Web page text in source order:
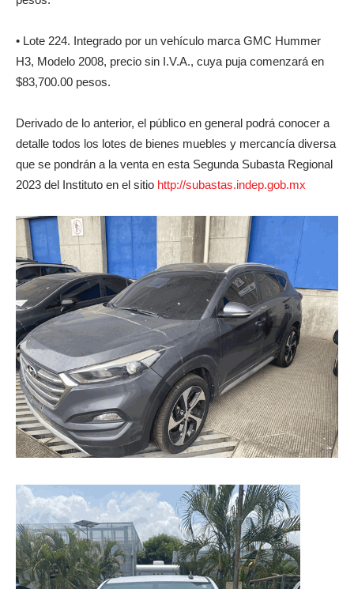
• Lote 224. Integrado por un vehículo marca GMC Hummer
H3, Modelo 2008, precio sin I.V.A., cuya puja comenzará en
$83,700.00 pesos.
Derivado de lo anterior, el público en general podrá conocer a
detalle todos los lotes de bienes muebles y mercancía diversa
que se pondrán a la venta en esta Segunda Subasta Regional
2023 del Instituto en el sitio http://subastas.indep.gob.mx